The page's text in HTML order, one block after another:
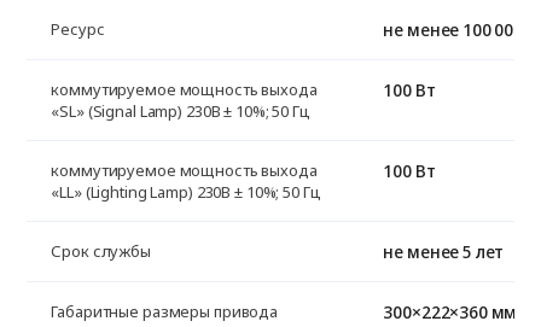
Ресурс не менее 100 000
коммутируемое мощность выхода
«SL» (Signal Lamp) 230B ± 10%; 50 Гц
100 Вт
коммутируемое мощность выхода
«LL» (Lighting Lamp) 230B ± 10%; 50 Гц
100 Вт
Срок службы не менее 5 лет
Габаритные размеры привода 300×222×360 мм